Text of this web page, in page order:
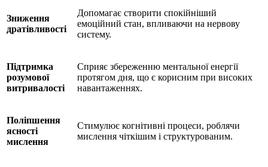
Зниження
дратівливості
Допомагає створити спокійніший
емоційний стан, впливаючи на нервову
систему.
Підтримка
розумової
витривалості
Сприяє збереженню ментальної енергії
протягом дня, що є корисним при високих
навантаженнях.
Поліпшення
ясності
мислення
Стимулює когнітивні процеси, роблячи
мислення чіткішим і структурованим.